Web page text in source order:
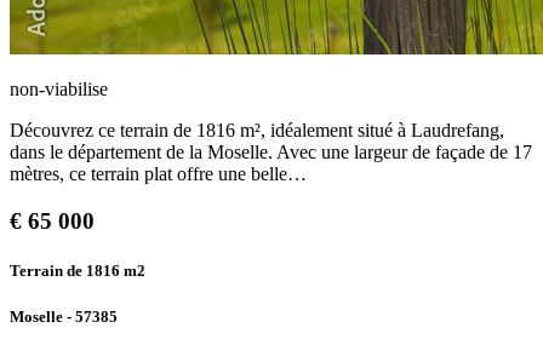
non-viabilise
Découvrez ce terrain de 1816 m², idéalement situé à Laudrefang,
dans le département de la Moselle. Avec une largeur de façade de 17
mètres, ce terrain plat offre une belle…
€ 65 000
Terrain de 1816 m2
Moselle - 57385